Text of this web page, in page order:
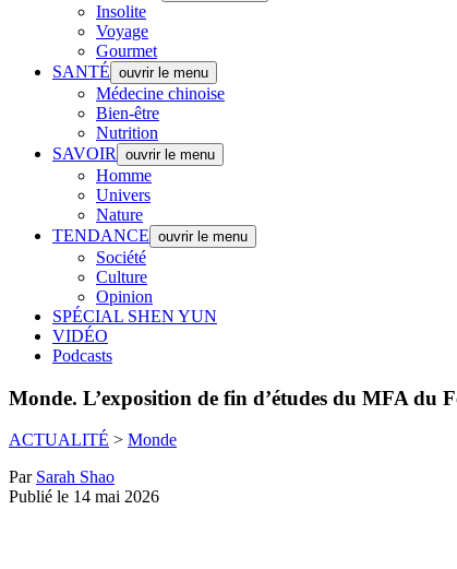
Insolite
Voyage
Gourmet
SANTÉ ouvrir le menu
Médecine chinoise
Bien-être
Nutrition
SAVOIR
ouvrir le menu
Homme
Univers
Nature
TENDANCE ouvrir le menu
Société
Culture
Opinion
SPÉCIAL SHEN YUN
VIDÉO
Podcasts
Monde. L’exposition de fin d’études du MFA du
ACTUALITÉ > Monde
Par Sarah Shao
Publié le 14 mai 2026